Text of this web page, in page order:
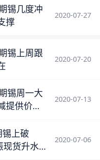
锡几度冲
撑
2020-07-27
锡上周跟
2020-07-20
锡周一大
提供价格
2020-07-13
锡上破
现货升水
2020-07-06